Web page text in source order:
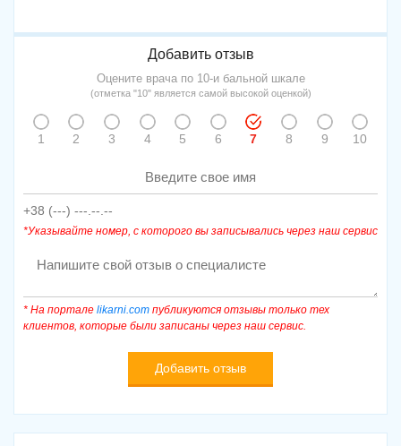
Добавить отзыв
Оцените врача по 10-и бальной шкале
(отметка "10" является самой высокой оценкой)
1 2 3 4 5 6 7 8 9 10
*Указывайте номер, с которого вы записывались через наш сервис
* На портале likarni.com публикуются отзывы только тех
клиентов, которые были записаны через наш сервис.